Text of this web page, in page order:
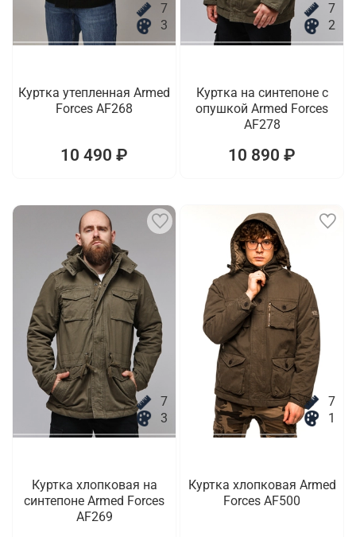
7
3
Куртка утепленная Armed
Forces AF268
10 490 ₽
7
2
Куртка на синтепоне с
опушкой Armed Forces
AF278
10 890 ₽
7
3
Куртка хлопковая на
синтепоне Armed Forces
AF269
7
1
Куртка хлопковая Armed
Forces AF500